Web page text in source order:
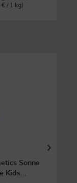
€ / 1 kg)
Sonne
Kids...